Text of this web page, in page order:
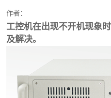
作者：
工控机在出现不开机现象
及解决。